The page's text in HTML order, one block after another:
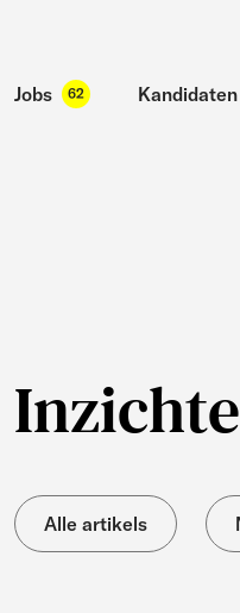
Jobs 62 Kandidaten
Alle artikels